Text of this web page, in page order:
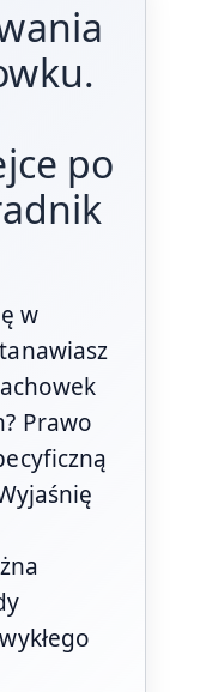
po
w
Prawo